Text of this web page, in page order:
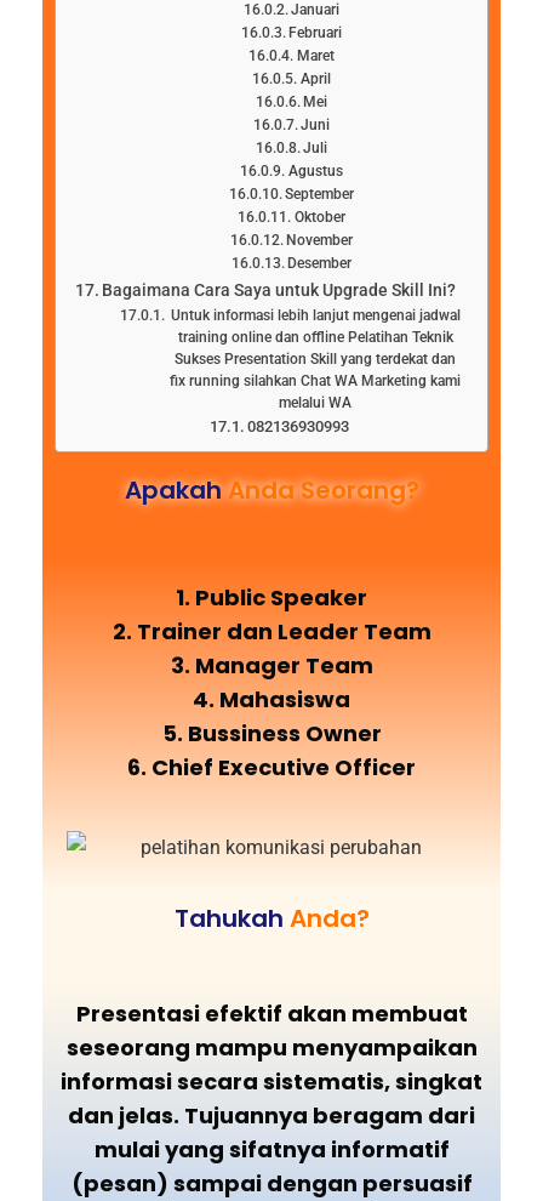
Januari
Februari
Maret
April
Mei
Juni
Juli
Agustus
September
Oktober
November
Desember
Bagaimana Cara Saya untuk Upgrade Skill Ini?
Untuk informasi lebih lanjut mengenai jadwal
training online dan offline Pelatihan Teknik
Sukses Presentation Skill yang terdekat dan
fix running silahkan Chat WA Marketing kami
melalui WA
082136930993
ApakahAnda Seorang?
1. Public Speaker
2. Trainer dan Leader Team
3. Manager Team
4. Mahasiswa
5. Bussiness Owner
6. Chief Executive Officer
Tahukah Anda?
Presentasi efektif akan membuat
seseorang mampu menyampaikan
informasi secara sistematis, singkat
dan jelas. Tujuannya beragam dari
mulai yang sifatnya informatif
(pesan) sampai dengan persuasif